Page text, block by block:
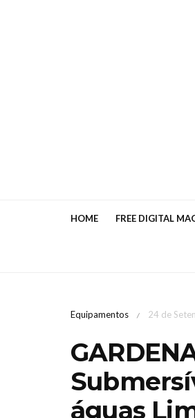
HOME FREE DIGITAL
Equipamentos / 24 de
águas